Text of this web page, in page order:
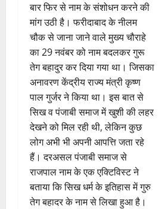
बार फिर से नाम के संशोधन करने की
मांग उठी है। फरीदाबाद के नीलम
चौक से जाना जाने वाले मुख्य चौराहे
का 29 नवंबर को नाम बदलकर गुरू
तेग बहादुर कर दिया गया था। जिसका
अनावरण केंद्रीय राज्य मंत्री कृष्ण
पाल गुर्जर ने किया था। इस बात से
सिख व पंजाबी समाज में खुशी की लहर
देखने को मिल रही थी, लेकिन कुछ
लोग अभी भी अपनी आपत्ति जता रहे
हैं। दरअसल पंजाबी समाज से
राजपाल नाम के एक एक्टिविस्ट ने
बताया कि सिख धर्म के इतिहास में गुरु
तेग बहादर के नाम से लिखा हुआ है।